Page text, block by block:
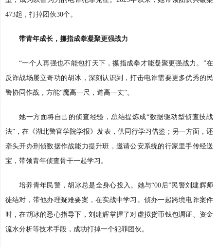
473起，打掉团伙30个。
带青年成长，攥指成拳凝聚更强战力
“一个人再强也不能包打天下，攥指成拳才能凝聚更强战力。”在
反诈战场屡立奇功的胡冰，深刻认识到，打击电诈需要更多优秀的民
警协同作战，方能“魔高一尺，道高一丈”。
她一方面将自己的侦查经验，总结提炼成“数据驱动型侦查技战
法”，在《湖北警官学院学报》发表，供同行学习借鉴；另一方面，还
牵头开办刑侦数据作战能力提升班，邀请公安系统的行家里手传经送
宝，带领青年侦查骨干一起学习。
培养青年民警，胡冰总是全身心投入。她与“00后”民警刘建辉师
徒结对，带他办理疑难要案，在实战中学习。侦办一起跨境电诈案件
时，在胡冰的悉心指导下，刘建辉掌握了对虚拟货币钱包调证、资金
流水分析等技术手段，成功打掉一个犯罪团伙。